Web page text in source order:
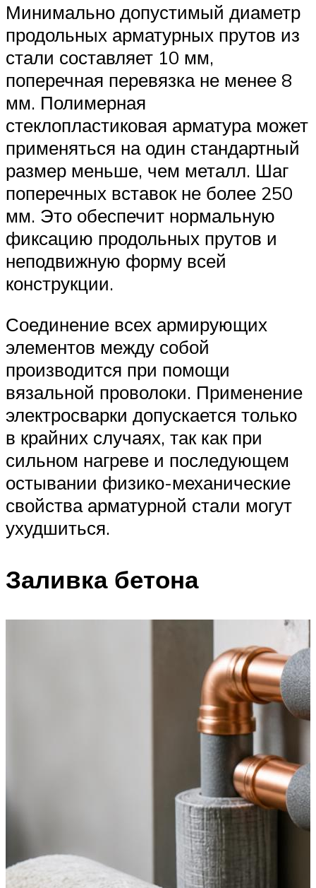
Минимально допустимый диаметр
продольных арматурных прутов из
стали составляет 10 мм,
поперечная перевязка не менее 8
мм. Полимерная
стеклопластиковая арматура может
применяться на один стандартный
размер меньше, чем металл. Шаг
поперечных вставок не более 250
мм. Это обеспечит нормальную
фиксацию продольных прутов и
неподвижную форму всей
конструкции.
Соединение всех армирующих
элементов между собой
производится при помощи
вязальной проволоки. Применение
электросварки допускается только
в крайних случаях, так как при
сильном нагреве и последующем
остывании физико-механические
свойства арматурной стали могут
ухудшиться.
Заливка бетона